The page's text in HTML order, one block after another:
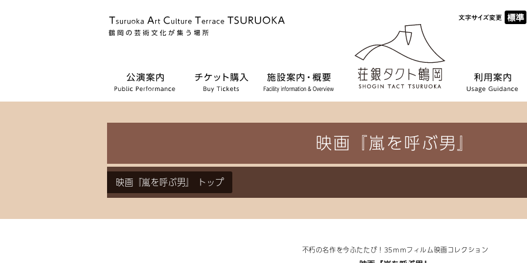
映画『嵐を呼ぶ男』
映画『嵐を呼ぶ男』
不朽の名作を今ふたたび！35ｍｍフィルム映画コレクション